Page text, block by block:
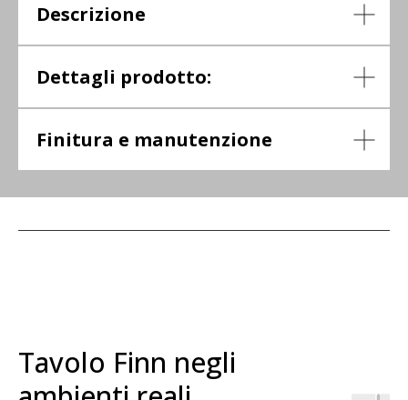
Descrizione
Dettagli prodotto:
Finitura e manutenzione
Tavolo Finn negli